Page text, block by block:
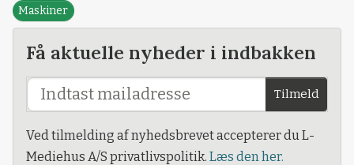
Maskiner
Få aktuelle nyheder i indbakken
Tilmeld
Ved tilmelding af nyhedsbrevet accepterer du L-
Mediehus A/S privatlivspolitik. Læs den her.